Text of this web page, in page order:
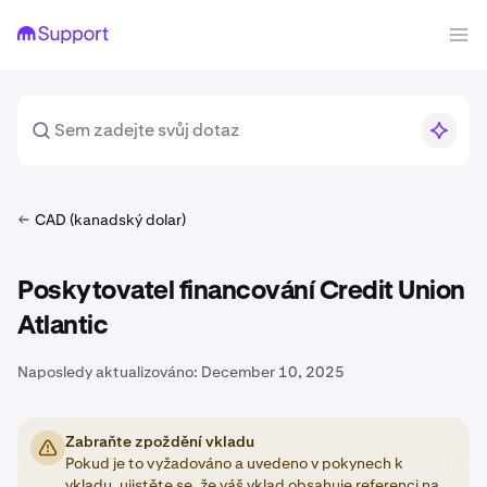
CAD (kanadský dolar)
Poskytovatel financování Credit Union
Atlantic
Naposledy aktualizováno: December 10, 2025
Zabraňte zpoždění vkladu
Pokud je to vyžadováno a uvedeno v pokynech k